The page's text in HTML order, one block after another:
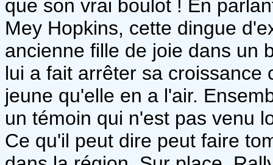
que son vrai boulot ! En
Mey Hopkins, cette dingue
ancienne fille de joie dans un
lui a fait arrêter sa croissance
jeune qu'elle en a l'air.
un témoin qui n'est pas venu
Ce qu'il peut dire peut faire